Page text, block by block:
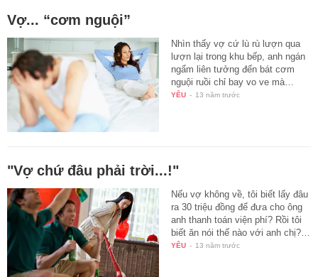
Vợ... “cơm nguội”
Nhìn thấy vợ cứ lù rù lượn qua
lượn lại trong khu bếp, anh ngán
ngẩm liên tưởng đến bát cơm
nguội ruồi chỉ bay vo ve mà…
YÊU - 13 năm trước
"Vợ chứ đâu phải trời...!"
Nếu vợ không về, tôi biết lấy đâu
ra 30 triệu đồng để đưa cho ông
anh thanh toán viện phí? Rồi tôi
biết ăn nói thế nào với anh chị?…
YÊU - 13 năm trước